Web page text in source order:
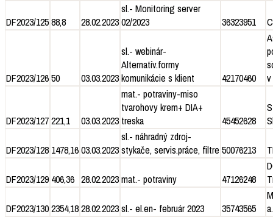
DF2023/12588,8 28.02.2023
sl.- Monitoring server
02/2023
36323951
DF2023/12650 03.03.2023
sl.- webinár-
Alternatív.formy
komunikácie s klient
42170460
DF2023/127221,1 03.03.2023
mat.- potraviny-miso
tvarohovy krem+ DIA+
treska
45452628
DF2023/128 1478,1603.03.2023
sl.- náhradný zdroj-
stykače, servis.práce, filtre 50076213
DF2023/129 406,36 28.02.2023mat.- potraviny 47126248
DF2023/1302354,1828.02.2023sl.- el.en- február 2023 35743565